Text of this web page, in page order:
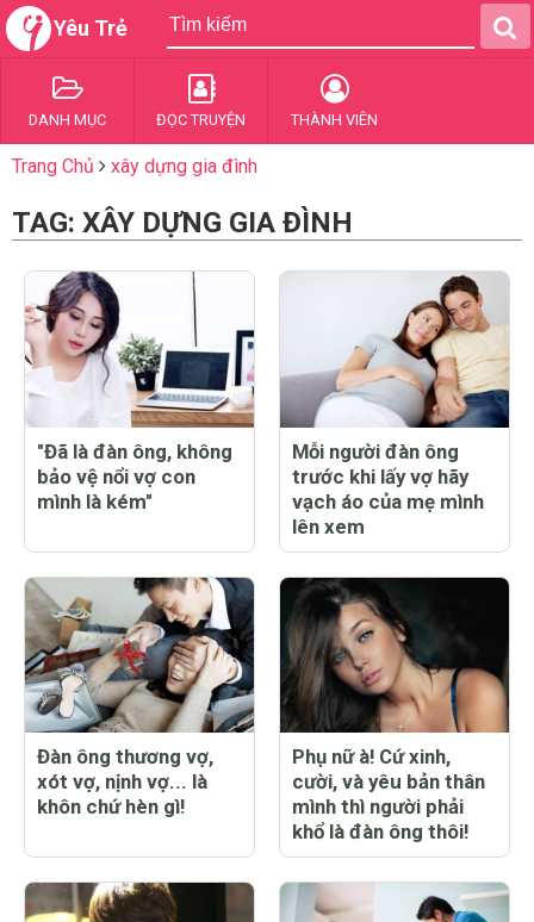
Yêu Trẻ
DANH MỤC ĐỌC TRUYỆN THÀNH VIÊN
Trang Chủ xây dựng gia đình
TAG: XÂY DỰNG GIA ĐÌNH
"Đã là đàn ông, không
bảo vệ nổi vợ con
mình là kém"
Mỗi người đàn ông
trước khi lấy vợ hãy
vạch áo của mẹ mình
lên xem
Đàn ông thương vợ,
xót vợ, nịnh vợ... là
khôn chứ hèn gì!
Phụ nữ à! Cứ xinh,
cười, và yêu bản thân
mình thì người phải
khổ là đàn ông thôi!